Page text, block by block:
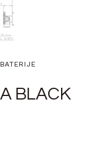
BATERIJE
BLACK